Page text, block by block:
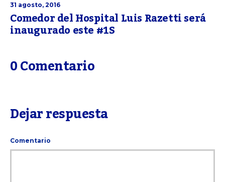
31 agosto, 2016
Comedor del Hospital Luis Razetti será
inaugurado este #1S
0 Comentario
Dejar respuesta
Comentario